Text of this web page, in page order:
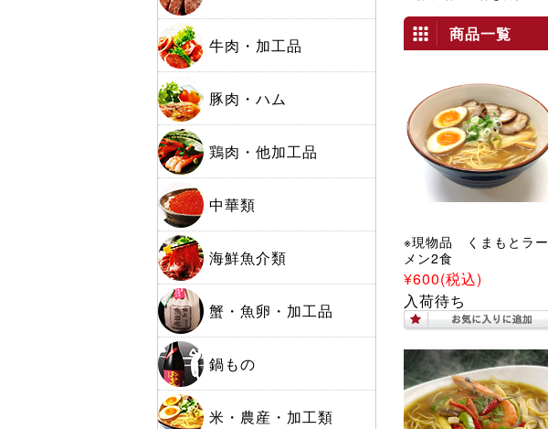
商品一覧
※現物品 くまもとラー
メン2食
¥600(税込)
入荷待ち
牛肉・加工品
豚肉・ハム
鶏肉・他加工品
中華類
海鮮魚介類
蟹・魚卵・加工品
鍋もの
米・農産・加工類